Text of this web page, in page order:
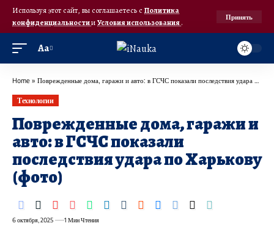
Используя этот сайт, вы соглашаетесь с Политика
конфиденциальностииУсловия использования.
Принять
Аа
Home » Поврежденные дома, гаражи и авто: в ГСЧС показали последствия удара по Харькову (фото)
Технологии
Поврежденные дома, гаражи и
авто: в ГСЧС показали
последствия удара по Харькову
(фото)
6 октября, 2025 1 Мин Чтения